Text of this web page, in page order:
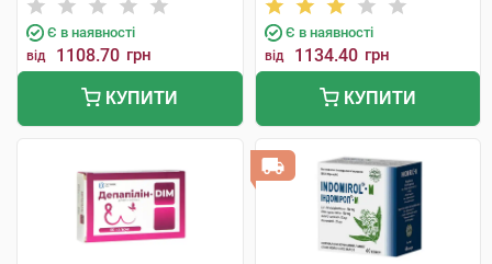
Є в наявності
від 1108.70 грн
КУПИТИ
Є в наявності
від 1134.40 грн
КУПИТИ